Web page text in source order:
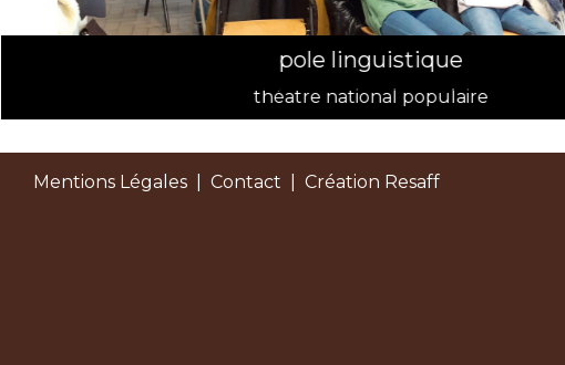
théatre
Mentions Légales| Contact | Création Resaff